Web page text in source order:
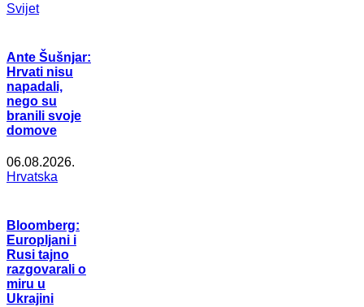
Svijet
Ante Šušnjar:
Hrvati nisu
napadali,
nego su
branili svoje
domove
06.08.2026.
Hrvatska
Bloomberg:
Europljani i
Rusi tajno
razgovarali o
miru u
Ukrajini